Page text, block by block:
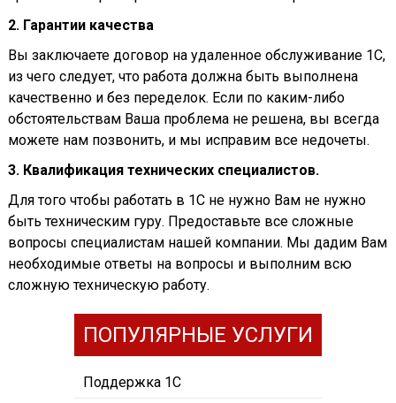
2. Гарантии качества
Вы заключаете договор на удаленное обслуживание 1С,
из чего следует, что работа должна быть выполнена
качественно и без переделок. Если по каким-либо
обстоятельствам Ваша проблема не решена, вы всегда
можете нам позвонить, и мы исправим все недочеты.
3. Квалификация технических специалистов.
Для того чтобы работать в 1С не нужно Вам не нужно
быть техническим гуру. Предоставьте все сложные
вопросы специалистам нашей компании. Мы дадим Вам
необходимые ответы на вопросы и выполним всю
сложную техническую работу.
ПОПУЛЯРНЫЕ УСЛУГИ
Поддержка 1С